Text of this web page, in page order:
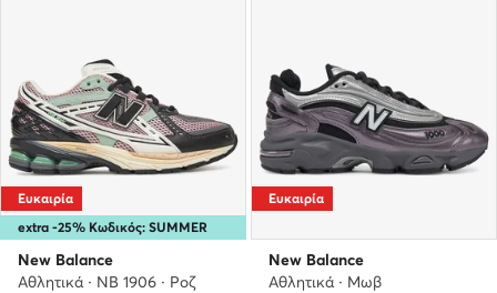
extra -25% Κωδικός: SUMMER
Ευκαιρία
New Balance
Αθλητικά · NB 1906 · Ροζ
Ευκαιρία
New Balance
Αθλητικά · Μωβ